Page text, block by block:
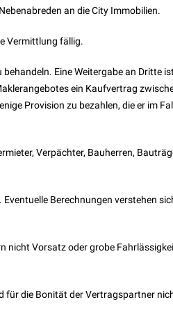
an die City Immobilien.
Vermittlung fällig.
Eine Weitergabe an Dritte
ein Kaufvertrag
Provision zu bezahlen, die er im
Verpächter, Bauherren,
Berechnungen verstehen
nicht Vorsatz oder grobe
für die Bonität der Vertragspartner